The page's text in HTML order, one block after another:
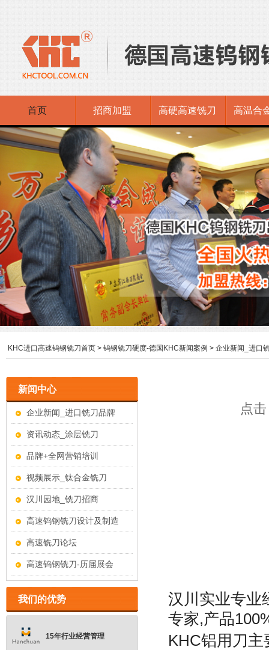
首页 招商加盟 高硬高速铣刀 高温合
KHC进口高速钨钢铣刀首页 > 钨钢铣刀硬度-德国KHC新闻案例 > 企业新闻_进口
点
汉川实业专业
专家,产品
KHC铝用刀主
新闻中心
企业新闻_进口铣刀品牌
资讯动态_涂层铣刀
品牌+全网营销培训
视频展示_钛合金铣刀
汉川园地_铣刀招商
高速钨钢铣刀设计及制造
高速铣刀论坛
高速钨钢铣刀-历届展会
我们的优势
15年行业经营管理